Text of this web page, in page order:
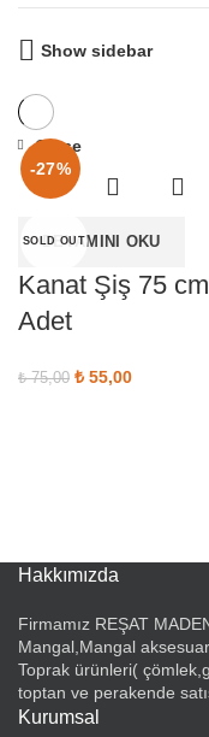
Show sidebar
-27%
SOLD OUT
DEVAMINI OKU
Close
Kanat Şiş 75
Adet
₺75,00 Orijinal fiyat: ₺
₺ 55,00
Hakkımızda
Firmamız REŞAT
Mangal,Mangal
Toprak ürünleri(
toptan ve perakende
Kurumsal